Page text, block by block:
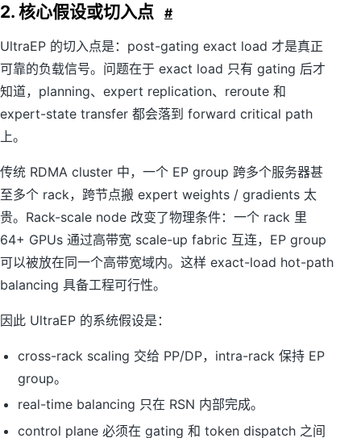
2. 核心假设或切入点 #
UltraEP 的切入点是：post-gating exact load 才是真正
可靠的负载信号。问题在于 exact load 只有 gating 后才
知道，planning、expert replication、reroute 和
expert-state transfer 都会落到 forward critical path
上。
传统 RDMA cluster 中，一个 EP group 跨多个服务器甚
至多个 rack，跨节点搬 expert weights / gradients 太
贵。Rack-scale node 改变了物理条件：一个 rack 里
64+ GPUs 通过高带宽 scale-up fabric 互连，EP group
可以被放在同一个高带宽域内。这样 exact-load hot-path
balancing 具备工程可行性。
因此 UltraEP 的系统假设是：
cross-rack scaling 交给 PP/DP，intra-rack 保持 EP
group。
real-time balancing 只在 RSN 内部完成。
control plane 必须在 gating 和 token dispatch 之间